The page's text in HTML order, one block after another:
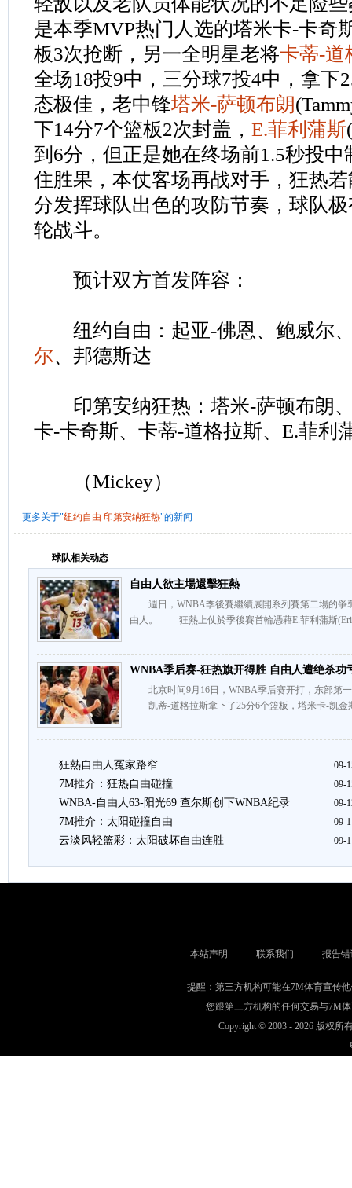
是本季MVP热门人选的塔米卡-卡奇
板3次抢断，另一全明星老将卡蒂-道
全场18投9中，三分球7投4中，拿下
态极佳，老中锋塔米-萨顿布朗
下14分7个篮板2次封盖， E.菲利蒲斯
到6分，但正是她在终场前1.5秒投
住胜果，本仗客场再战对手，狂热
分发挥球队出色的攻防节奏，球队
轮战斗。
预计双方首发阵容：
纽约自由：起亚-佛恩、鲍威尔
尔、邦德斯达
印第安纳狂热：塔米-萨顿布朗
卡-卡奇斯、卡蒂-道格拉斯、E.菲利
（Mickey）
更多关于"纽约自由 印第安纳狂热"的新闻
球队相关动态
自由人欲主場還擊狂熱
週日，WNBA季後賽繼續展開系列賽第二場的爭
由人。 狂熱上仗於季後賽首輪憑藉E.菲利蒲斯
WNBA季后赛-狂热旗开得胜 自由人遭绝杀功
北京时间9月16日，WNBA季后赛开打，东部第一
凯蒂-道格拉斯拿下了25分6个篮板，塔米卡-凯
狂熱自由人冤家路窄 09-
7M推介：狂热自由碰撞 09-
WNBA-自由人63-阳光69 查尔斯创下WNBA纪录 09-
7M推介：太阳碰撞自由 09-
云淡风轻篮彩：太阳破坏自由连胜 09-
- 本站声明 - - 联系我们 - - 报告
提醒：第三方机构可能在7M体育宣传
您跟第三方机构的任何交易与7M
Copyright © 2003 - 2026 版权所